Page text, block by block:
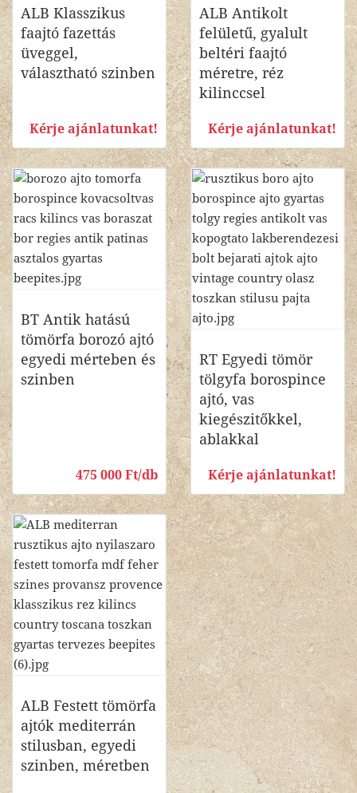
ALB Klasszikus
faajtó fazettás
üveggel,
választható szinben
Kérje ajánlatunkat!
ALB Antikolt
felületű, gyalult
beltéri faajtó
méretre, réz
kilinccsel
Kérje ajánlatunkat!
BT Antik hatású
tömörfa borozó ajtó
egyedi mérteben és
szinben
475 000 Ft/db
RT Egyedi tömör
tölgyfa borospince
ajtó, vas
kiegészitőkkel,
ablakkal
Kérje ajánlatunkat!
ALB Festett tömörfa
ajtók mediterrán
stilusban, egyedi
szinben, méretben